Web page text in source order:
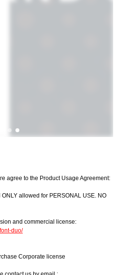
agree to the Product Usage Agreement:
allowed for PERSONAL USE. NO
and commercial license:
duo/
Corporate license